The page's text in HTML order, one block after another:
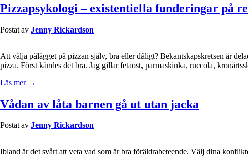
Pizzapsykologi – existentiella funderingar på
Postat av Jenny Rickardson
Att välja pålägget på pizzan själv, bra eller dåligt? Bekantskapskretsen är
pizza. Först kändes det bra. Jag gillar fetaost, parmaskinka, ruccola,
Läs mer →
Vådan av låta barnen gå ut utan jacka
Postat av Jenny Rickardson
Ibland är det svårt att veta vad som är bra föräldrabeteende. Välj dina